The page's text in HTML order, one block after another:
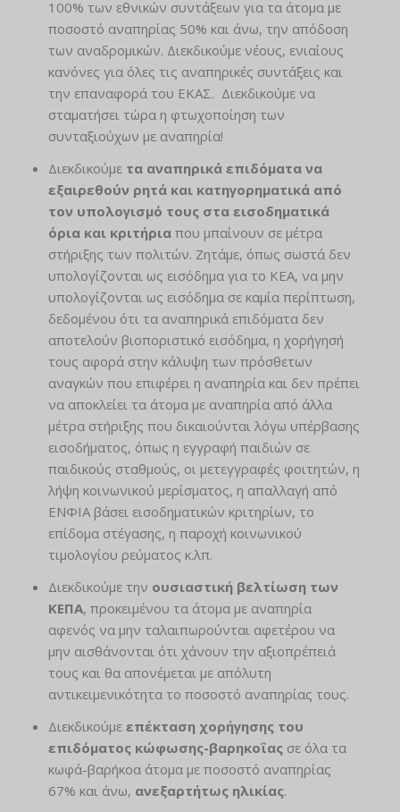
100% των εθνικών συντάξεων για τα άτομα με
ποσοστό αναπηρίας 50% και άνω, την απόδοση
των αναδρομικών. Διεκδικούμε νέους, ενιαίους
κανόνες για όλες τις αναπηρικές συντάξεις και
την επαναφορά του ΕΚΑΣ. Διεκδικούμε να
σταματήσει τώρα η φτωχοποίηση των
συνταξιούχων με αναπηρία!
Διεκδικούμε τα αναπηρικά επιδόματα να
εξαιρεθούν ρητά και κατηγορηματικά από
τον υπολογισμό τους στα εισοδηματικά
όρια και κριτήρια που μπαίνουν σε μέτρα
στήριξης των πολιτών. Ζητάμε, όπως σωστά δεν
υπολογίζονται ως εισόδημα για το ΚΕΑ, να μην
υπολογίζονται ως εισόδημα σε καμία περίπτωση,
δεδομένου ότι τα αναπηρικά επιδόματα δεν
αποτελούν βιοποριστικό εισόδημα, η χορήγησή
τους αφορά στην κάλυψη των πρόσθετων
αναγκών που επιφέρει η αναπηρία και δεν πρέπει
να αποκλείει τα άτομα με αναπηρία από άλλα
μέτρα στήριξης που δικαιούνται λόγω υπέρβασης
εισοδήματος, όπως η εγγραφή παιδιών σε
παιδικούς σταθμούς, οι μετεγγραφές φοιτητών, η
λήψη κοινωνικού μερίσματος, η απαλλαγή από
ΕΝΦΙΑ βάσει εισοδηματικών κριτηρίων, το
επίδομα στέγασης, η παροχή κοινωνικού
τιμολογίου ρεύματος κ.λπ.
Διεκδικούμε την ουσιαστική βελτίωση των
ΚΕΠΑ, προκειμένου τα άτομα με αναπηρία
αφενός να μην ταλαιπωρούνται αφετέρου να
μην αισθάνονται ότι χάνουν την αξιοπρέπειά
τους και θα απονέμεται με απόλυτη
αντικειμενικότητα το ποσοστό αναπηρίας τους.
Διεκδικούμε επέκταση χορήγησης του
επιδόματος κώφωσης-βαρηκοΐας σε όλα τα
κωφά-βαρήκοα άτομα με ποσοστό αναπηρίας
67% και άνω, ανεξαρτήτως ηλικίας.